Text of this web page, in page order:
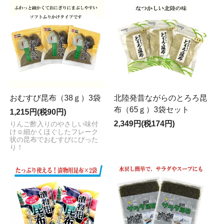
おむすび昆布（38ｇ）3袋
1,215円(税90円)
りんご酢入りのやさしい味付
け☺細かくほぐしたフレーク
状の昆布でおむすびにぴった
り！
北陸発昔ながらのとろろ昆
布（65ｇ）3袋セット
2,349円(税174円)